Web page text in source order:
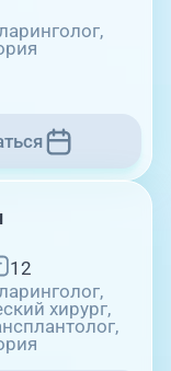
28
12
хирург,